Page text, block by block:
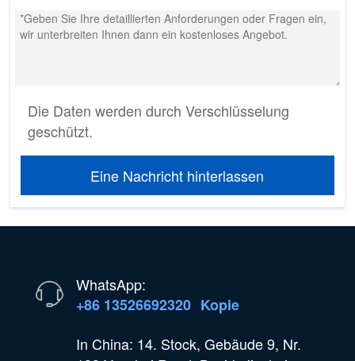
Die Daten werden durch Verschlüsselung
geschützt.
Eine Nachricht hinterlassen
WhatsApp:
+86 13526692320 Kopie
In China: 14. Stock, Gebäude 9, Nr.